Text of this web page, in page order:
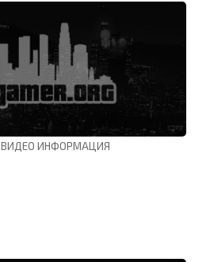
ВИДЕО ИНФОРМАЦИЯ